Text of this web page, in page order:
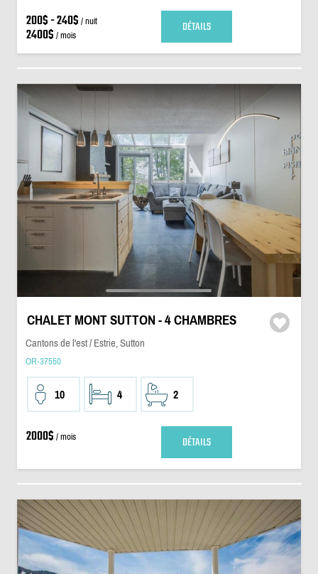
200$ - 240$ / nuit
2400$ / mois DÉTAILS
CHALET MONT SUTTON - 4 CHAMBRES
Cantons de l'est / Estrie, Sutton
OR-37550
10 4 2
2000$ / mois DÉTAILS